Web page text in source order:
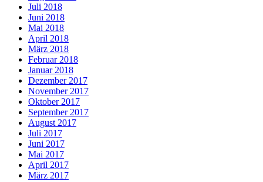
Juli 2018
Juni 2018
Mai 2018
April 2018
März 2018
Februar 2018
Januar 2018
Dezember 2017
November 2017
Oktober 2017
September 2017
August 2017
Juli 2017
Juni 2017
Mai 2017
April 2017
März 2017